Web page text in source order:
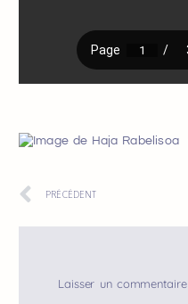
PRÉCÉDENT
Laisser un commentaire